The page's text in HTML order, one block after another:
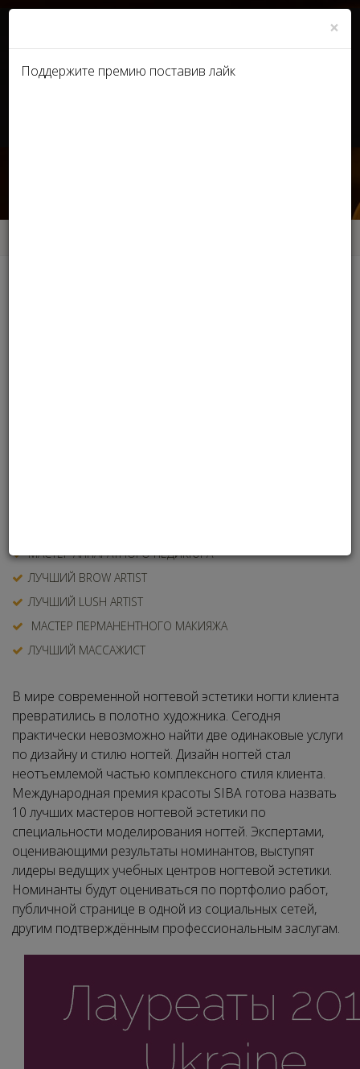
МАСТЕР АППАРАТНОГО ПЕДИКЮРА
ЛУЧШИЙ BROW ARTIST
ЛУЧШИЙ LUSH ARTIST
МАСТЕР ПЕРМАНЕНТНОГО МАКИЯЖА
ЛУЧШИЙ МАССАЖИСТ
В мире современной ногтевой эстетики ногти клиента
превратились в полотно художника. Сегодня
практически невозможно найти две одинаковые услуги
по дизайну и стилю ногтей. Дизайн ногтей стал
неотъемлемой частью комплексного стиля клиента.
Международная премия красоты SIBA готова назвать
10 лучших мастеров ногтевой эстетики по
специальности моделирования ногтей. Экспертами,
оценивающими результаты номинантов, выступят
лидеры ведущих учебных центров ногтевой эстетики.
Номинанты будут оцениваться по портфолио работ,
публичной странице в одной из социальных сетей,
другим подтверждённым профессиональным заслугам.
×
Поддержите премию поставив лайк